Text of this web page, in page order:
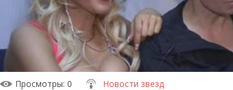
Просмотры: 0 Новости звезд